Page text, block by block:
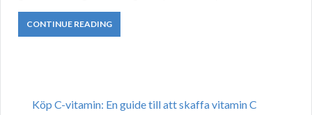
CONTINUE READING
Köp C-vitamin: En guide till att skaffa vitamin C